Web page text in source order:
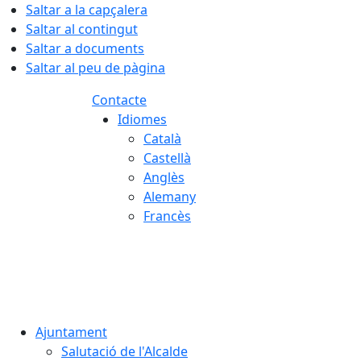
Saltar a la capçalera
Saltar al contingut
Saltar a documents
Saltar al peu de pàgina
Contacte
Idiomes
Català
Castellà
Anglès
Alemany
Francès
Ajuntament
Salutació de l'Alcalde